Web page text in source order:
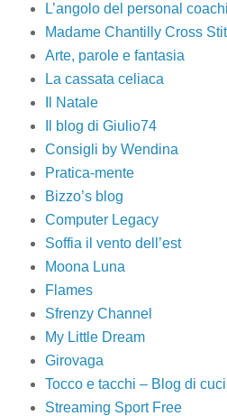
L’angolo del personal
Madame Chantilly Cross
Arte, parole e fantasia
La cassata celiaca
Il Natale
Il blog di Giulio74
Consigli by Wendina
Pratica-mente
Bizzo’s blog
Computer Legacy
Soffia il vento dell’est
Moona Luna
Flames
Sfrenzy Channel
My Little Dream
Girovaga
Tocco e tacchi – Blog di
Streaming Sport Free